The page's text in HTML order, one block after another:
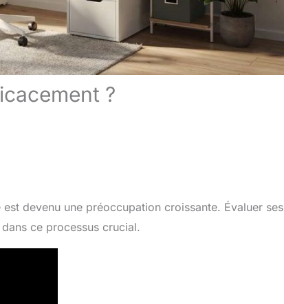
?
devenu une préoccupation croissante. Évaluer ses
ce processus crucial.